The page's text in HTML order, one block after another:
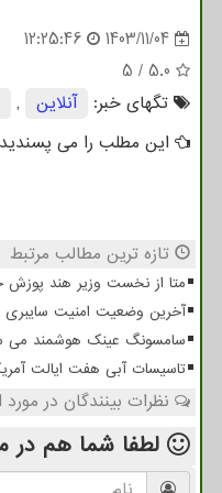
1403/11/04
12:25:46
5.0
/
5
تگهای خبر:
آنلاین ,
این مطلب را می
تازه ترین مطالب مرتبط
متا از نخست وزیر هند
آخرین وضعیت امنیت
سامسونگ عینک هوشمند می
تاسیسات آبی هفت ایالت
نظرات بینندگان در
لطفا شما هم در